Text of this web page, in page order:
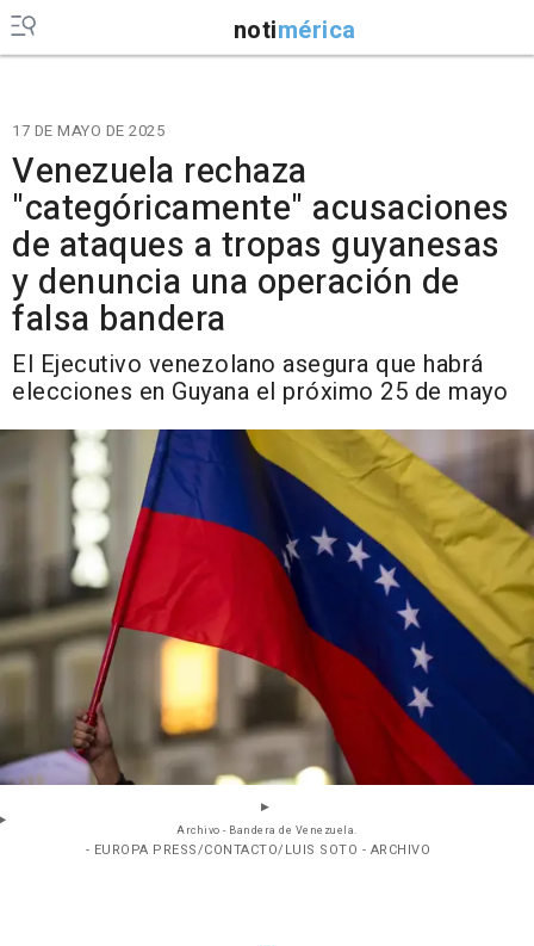
notimérica
17 DE MAYO DE 2025
Venezuela rechaza
"categóricamente" acusaciones
de ataques a tropas guyanesas
y denuncia una operación de
falsa bandera
El Ejecutivo venezolano asegura que habrá
elecciones en Guyana el próximo 25 de mayo
Archivo - Bandera de Venezuela.
- EUROPA PRESS/CONTACTO/LUIS SOTO - ARCHIVO